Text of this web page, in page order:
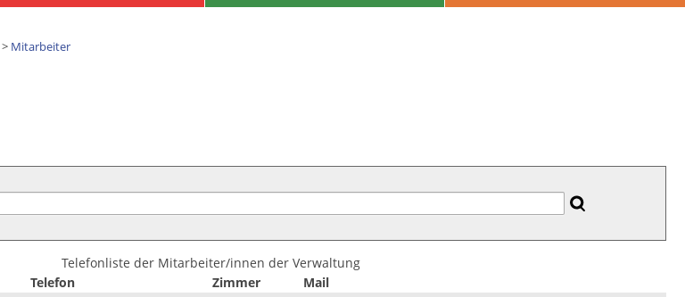
> Mitarbeiter
Telefonliste der Mitarbeiter/innen der Verwaltung
Telefon Zimmer
Mail